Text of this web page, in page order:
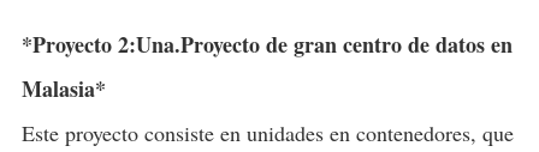
*Proyecto 2:Una.Proyecto de gran centro de datos en
Malasia*
Este proyecto consiste en unidades en contenedores, que